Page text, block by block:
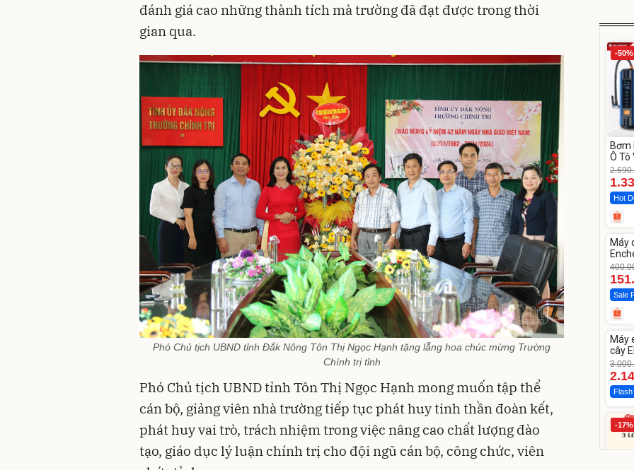
đánh giá cao những thành tích mà trường đã đạt được trong thời
gian qua.
Phó Chủ tịch UBND tỉnh Đắk Nông Tôn Thị Ngọc Hạnh tặng lẵng hoa chúc mừng Trường
Chính trị tỉnh
Phó Chủ tịch UBND tỉnh Tôn Thị Ngọc Hạnh mong muốn tập thể
cán bộ, giảng viên nhà trường tiếp tục phát huy tinh thần đoàn kết,
phát huy vai trò, trách nhiệm trong việc nâng cao chất lượng đào
tạo, giáo dục lý luận chính trị cho đội ngũ cán bộ, công chức, viên
-50%
Bơm
Ô Tô
Hot
-62%
Máy
dao
Sale
-28%
Máy
cây
Flash
-17%